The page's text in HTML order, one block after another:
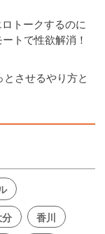
トークするのに
トで性欲解消！
させるやり方と
分
香川